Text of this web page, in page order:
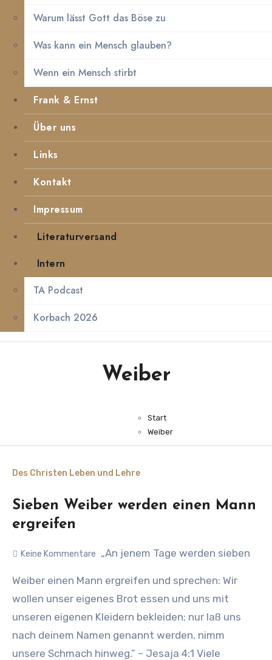
Warum lässt Gott das Böse zu
Was kann ein Mensch glauben?
Wenn ein Mensch stirbt
Frank & Ernst
Über uns
Links
Kontakt
Impressum
Literaturversand
Intern
TA Podcast
Korbach 2026
Weiber
Start
Weiber
Des Christen Leben und Lehre
Sieben Weiber werden einen Mann
ergreifen
Keine Kommentare „An jenem Tage werden sieben
Weiber einen Mann ergreifen und sprechen: Wir
wollen unser eigenes Brot essen und uns mit
unseren eigenen Kleidern bekleiden; nur laß uns
nach deinem Namen genannt werden, nimm
unsere Schmach hinweg.” – Jesaja 4:1 Viele